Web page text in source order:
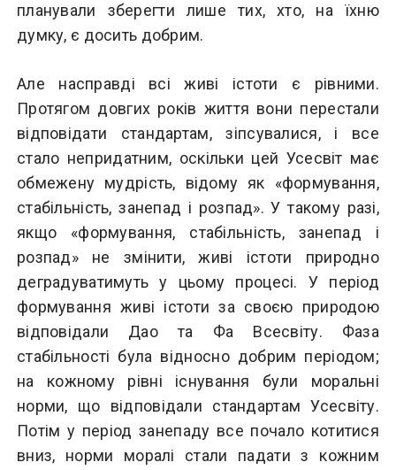
планували зберегти лише тих, хто, на їхню
думку, є досить добрим.
Але насправді всі живі істоти є рівними.
Протягом довгих років життя вони перестали
відповідати стандартам, зіпсувалися, і все
стало непридатним, оскільки цей Усесвіт має
обмежену мудрість, відому як «формування,
стабільність, занепад і розпад». У такому разі,
якщо «формування, стабільність, занепад і
розпад» не змінити, живі істоти природно
деградуватимуть у цьому процесі. У період
формування живі істоти за своєю природою
відповідали Дао та Фа Всесвіту. Фаза
стабільності була відносно добрим періодом;
на кожному рівні існування були моральні
норми, що відповідали стандартам Усесвіту.
Потім у період занепаду все почало котитися
вниз, норми моралі стали падати з кожним